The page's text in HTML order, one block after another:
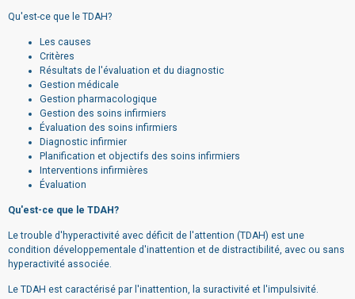
Qu'est-ce que le TDAH?
Les causes
Critères
Résultats de l'évaluation et du diagnostic
Gestion médicale
Gestion pharmacologique
Gestion des soins infirmiers
Évaluation des soins infirmiers
Diagnostic infirmier
Planification et objectifs des soins infirmiers
Interventions infirmières
Évaluation
Qu'est-ce que le TDAH?
Le trouble d'hyperactivité avec déficit de l'attention (TDAH) est une
condition développementale d'inattention et de distractibilité, avec ou sans
hyperactivité associée.
Le TDAH est caractérisé par l'inattention, la suractivité et l'impulsivité.